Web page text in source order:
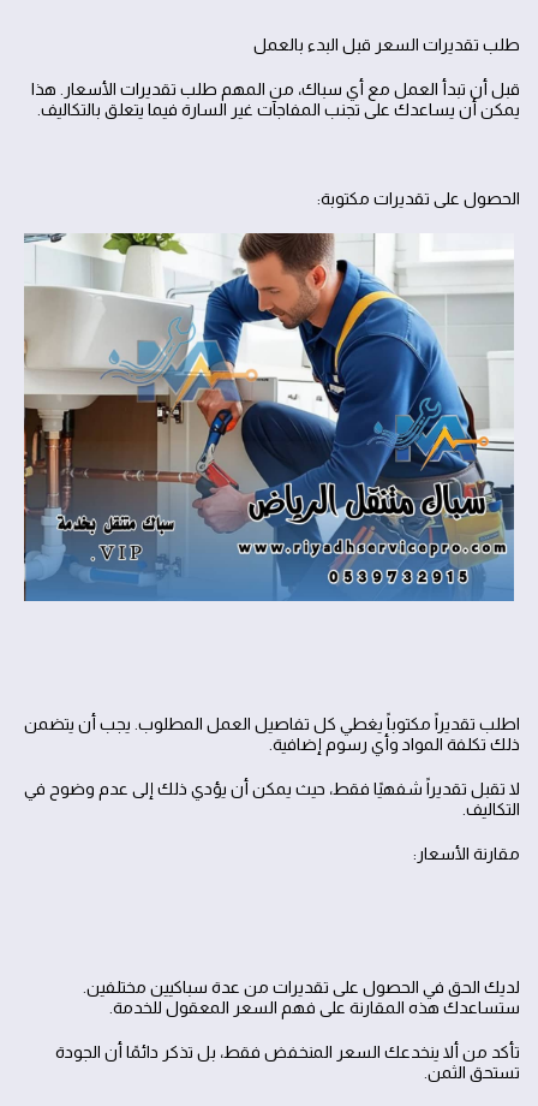
طلب تقديرات السعر قبل البدء بالعمل
قبل أن تبدأ العمل مع أي سباك، من المهم طلب تقديرات الأسعار. هذا
يمكن أن يساعدك على تجنب المفاجآت غير السارة فيما يتعلق بالتكاليف.
الحصول على تقديرات مكتوبة:
اطلب تقديراً مكتوباً يغطي كل تفاصيل العمل المطلوب. يجب أن يتضمن
ذلك تكلفة المواد وأي رسوم إضافية.
لا تقبل تقديراً شفهيًا فقط، حيث يمكن أن يؤدي ذلك إلى عدم وضوح في
التكاليف.
مقارنة الأسعار:
لديك الحق في الحصول على تقديرات من عدة سباكيين مختلفين.
ستساعدك هذه المقارنة على فهم السعر المعقول للخدمة.
تأكد من ألا ينخدعك السعر المنخفض فقط، بل تذكر دائمًا أن الجودة
تستحق الثمن.